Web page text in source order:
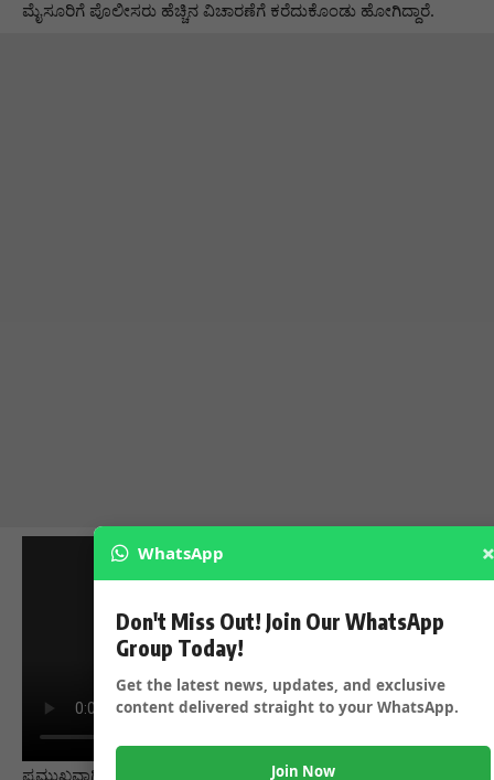
ಮೈಸೂರಿಗೆ ಪೊಲೀಸರು ಹೆಚ್ಚಿನ ವಿಚಾರಣೆಗೆ ಕರೆದುಕೊಂಡು ಹೋಗಿದ್ದಾರೆ.
ಪ್ರಮುಖವಾಗಿ ಬೆದರಿಕೆ ಹಾಕಿದ್ದವರು ಯಾರು ಯಾವ ನಂಬರ್ ನಿಂದ ಹಾಕಿದ್ದು
WhatsApp ×
Don't Miss Out! Join Our WhatsApp
Group Today!
Get the latest news, updates, and exclusive
content delivered straight to your WhatsApp.
Join Now